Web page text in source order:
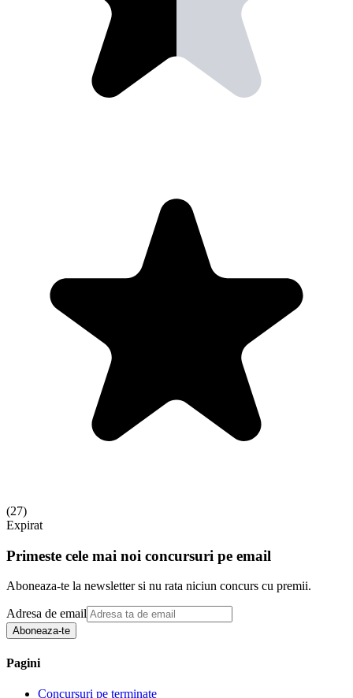
(27)
Expirat
Primeste cele mai noi concursuri pe email
Aboneaza-te la newsletter si nu rata niciun concurs cu premii.
Adresa de email
Aboneaza-te
Pagini
Concursuri pe terminate